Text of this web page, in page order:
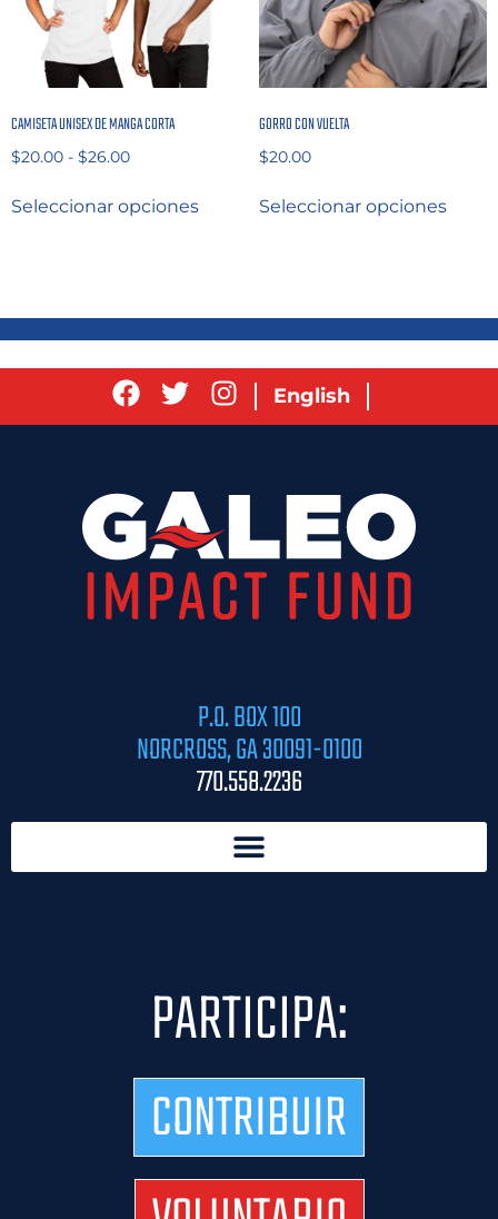
CAMISETA UNISEX DE MANGA CORTA
$20.00 - $26.00
Seleccionar opciones
GORRO CON VUELTA
$20.00
Seleccionar opciones
English
P.O. BOX 100
NORCROSS, GA 30091-0100
770.558.2236
PARTICIPA:
CONTRIBUIR